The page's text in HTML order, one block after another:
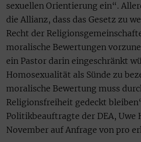
sexuellen Orientierung ein“.
die Allianz, dass das Gesetz zu
Recht der
moralische Bewertungen
ein Pastor darin eingeschränkt
Homosexualität als Sünde zu
moralische Bewertung muss
Religionsfreiheit gedeckt
Politikbeauftragte der DEA, Uwe
November auf Anfrage von pro